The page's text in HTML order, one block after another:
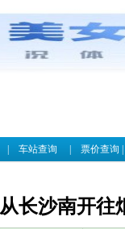
车站查询 票价查询
从长沙南开往